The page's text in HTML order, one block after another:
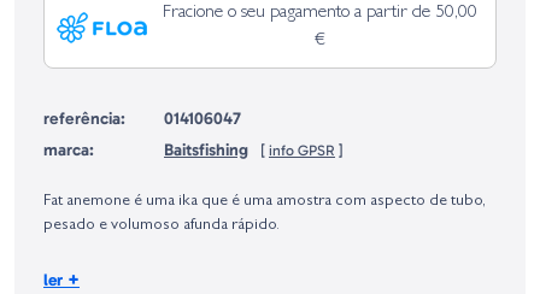
Fracione o seu pagamento a partir de 50,00
€
referência:
014106047
marca:
Baitsfishing [ info GPSR ]
Europeia, dos produtos da marca, conforme requerido no Regulamento
Geral sobre a Segurança dos Produtos (GPSR):
Fat anemone é uma ika que é uma amostra com aspecto de tubo,
pesado e volumoso afunda rápido.
Quantidade - 6 pcs
ler +